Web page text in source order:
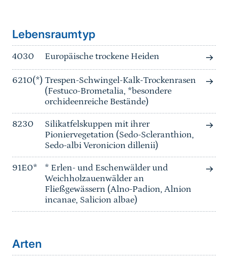
Lebensraumtyp
4030 Europäische trockene Heiden
6210(*) Trespen-Schwingel-Kalk-Trockenrasen
(Festuco-Brometalia, *besondere
orchideenreiche Bestände)
8230
Silikatfelskuppen mit ihrer
Pioniervegetation (Sedo-Scleranthion,
Sedo-albi Veronicion dillenii)
91E0*
* Erlen- und Eschenwälder und
Weichholzauenwälder an
Fließgewässern (Alno-Padion, Alnion
incanae, Salicion albae)
Arten